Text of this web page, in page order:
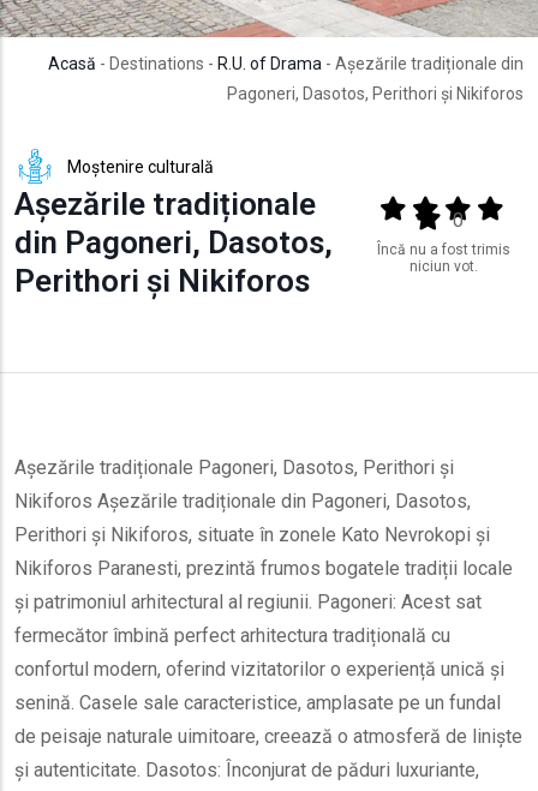
Acasă - Destinations - R.U. of Drama - Așezările tradiționale din
Pagoneri, Dasotos, Perithori și Nikiforos
Moștenire culturală
Așezările tradiționale
din Pagoneri, Dasotos,
Perithori și Nikiforos
Output format
(star)(star)(star)
(star)
0
Încă nu a fost trimis
niciun vot.
Așezările tradiționale Pagoneri, Dasotos, Perithori și
Nikiforos Așezările tradiționale din Pagoneri, Dasotos,
Perithori și Nikiforos, situate în zonele Kato Nevrokopi și
Nikiforos Paranesti, prezintă frumos bogatele tradiții locale
și patrimoniul arhitectural al regiunii. Pagoneri: Acest sat
fermecător îmbină perfect arhitectura tradițională cu
confortul modern, oferind vizitatorilor o experiență unică și
senină. Casele sale caracteristice, amplasate pe un fundal
de peisaje naturale uimitoare, creează o atmosferă de liniște
și autenticitate. Dasotos: Înconjurat de păduri luxuriante,